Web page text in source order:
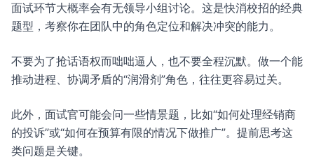
面试环节大概率会有无领导小组讨论。这是快消校招的经典
题型，考察你在团队中的角色定位和解决冲突的能力。
不要为了抢话语权而咄咄逼人，也不要全程沉默。做一个能
推动进程、协调矛盾的“润滑剂”角色，往往更容易过关。
此外，面试官可能会问一些情景题，比如“如何处理经销商
的投诉”或“如何在预算有限的情况下做推广”。提前思考这
类问题是关键。